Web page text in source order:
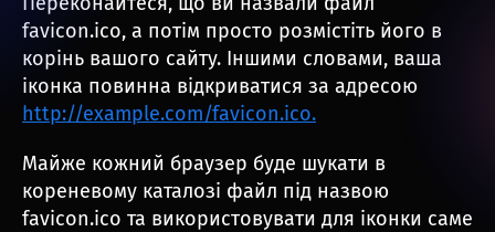
favicon.ico, а потім просто розмістіть його в
корінь вашого сайту. Іншими словами, ваша
іконка повинна відкриватися за адресою
http://example.com/favicon.ico.
Майже кожний браузер буде шукати в
кореневому каталозі файл під назвою
favicon.ico та використовувати для іконки саме